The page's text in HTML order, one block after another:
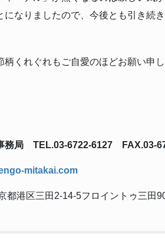
になりましたので、今後とも引き続
柄くれぐれもご自愛のほどお願い申し
務局 TEL.03-6722-6127 FAX.03-
mitakai.com
港区三田2-14-5フロイントゥ三田